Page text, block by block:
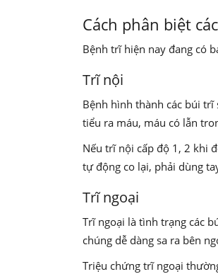
Cách phân biệt
Bệnh trĩ hiện nay đang có
Trĩ nội
Bệnh hình thành các búi
tiểu ra máu, máu có lẫn
Nếu trĩ nội cấp độ 1, 2 khi
tự động co lại, phải dùng
Trĩ ngoại
Trĩ ngoại là tình trạng các
chúng dễ dàng sa ra bên
Triệu chứng trĩ ngoại